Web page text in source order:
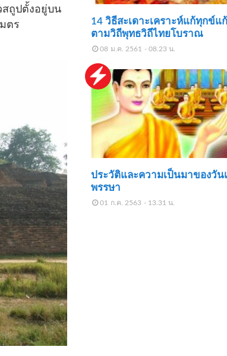
สถูปตั้งอยู่บน
ตร
14 วิธีสะเดาะเคราะห์แก้ทุกข์แ
ตามวิถีพุทธวิถีไทยโบราณ
08 ม.ค. 2561 - 08.23 น.
ประวัติและความเป็นมาของวัน
พรรษา
01 ก.ค. 2563 - 13.31 น.